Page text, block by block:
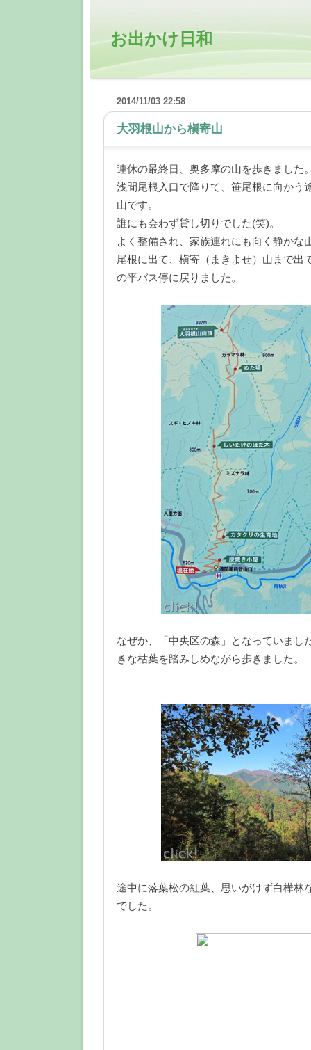
お出かけ日和
大羽根山から槇寄山
2014/11/03 22:58
連休の最終日、奥多摩の山を歩きました
浅間尾根入口で降りて、笹尾根に向かう
山です。
誰にも会わず貸し切りでした(笑)。
よく整備され、家族連れにも向く静かな
尾根に出て、槇寄（まきよせ）山まで出
の平バス停に戻りました。
なぜか、「中央区の森」となっていまし
きな枯葉を踏みしめながら歩きました。
途中に落葉松の紅葉、思いがけず白樺林
でした。